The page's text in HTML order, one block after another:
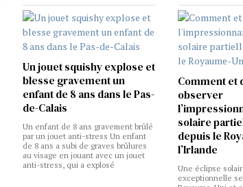
Un jouet squishy explose et
blesse gravement un
enfant de 8 ans dans le Pas-
de-Calais
Un enfant de 8 ans gravement brûlé
par un jouet anti-stress Un enfant
de 8 ans a subi de graves brûlures
au visage en jouant avec un jouet
anti-stress, qui a explosé
Comment et
observer
solaire
depuis le
l’Irlande
Une éclipse
exceptionnelle